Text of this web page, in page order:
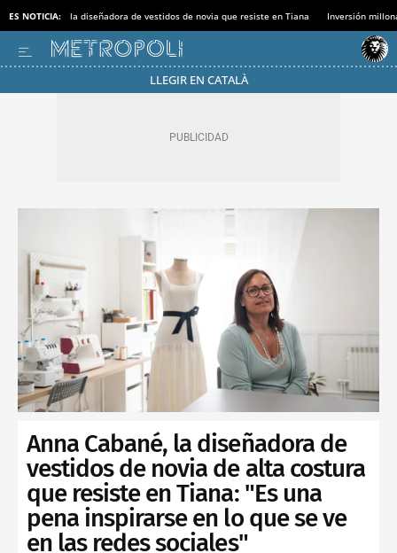
ES NOTICIA: la diseñadora de vestidos de novia que resiste en Tiana Inversión
LLEGIR EN CATALÀ
Anna Cabané, la diseñadora de
vestidos de novia de alta costura
que resiste en Tiana: "Es una
pena inspirarse en lo que se ve
en las redes sociales"